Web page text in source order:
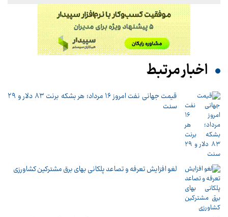
اخبار مرتبط
قیمت جهانی نفت امروز ۱۶ مرداد؛ هر بشکه برنت ۸۳ دلار و ۲۹
سنت
لغو افزایش تعرفه و تصاعد پلکانی بهای برق مشترکین کشاورزی